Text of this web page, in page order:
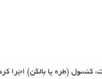
کنسول (طره یا بالکن) اجرا